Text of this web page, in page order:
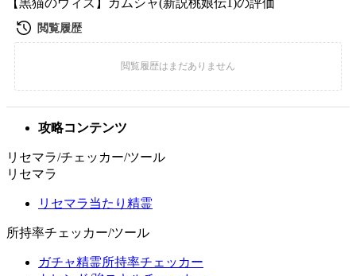
【黒猫のウィズ】ガムシャ(新説桃娘伝1)の評価
攻略コンテンツ
リセマラ/チェッカー/ツール
リセマラ
リセマラ当たり精霊
所持率チェッカー/ツール
ガチャ精霊所持率チェッカー